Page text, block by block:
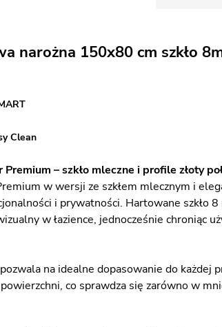
narożna 150x80 cm szkło
Clean
– szkło mleczne i profile złoty
w wersji ze szkłem mlecznym i
i prywatności. Hartowane szkło
w łazience, jednocześnie chroniąc
na idealne dopasowanie do każdej
co sprawdza się zarówno w